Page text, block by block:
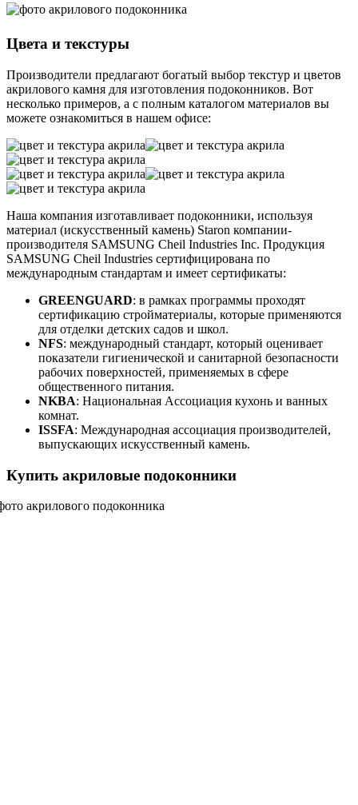
Цвета и текстуры
Производители предлагают богатый выбор текстур и цветов
акрилового камня для изготовления подоконников. Вот
несколько примеров, а с полным каталогом материалов вы
можете ознакомиться в нашем офисе:
Наша компания изготавливает подоконники, используя
материал (искусственный камень) Staron компании-
производителя SAMSUNG Cheil Industries Inc. Продукция
SAMSUNG Cheil Industries сертифицирована по
международным стандартам и имеет сертификаты:
GREENGUARD: в рамках программы проходят
сертификацию стройматериалы, которые применяются
для отделки детских садов и школ.
NFS: международный стандарт, который оценивает
показатели гигиенической и санитарной безопасности
рабочих поверхностей, применяемых в сфере
общественного питания.
NKBA: Национальная Ассоциация кухонь и ванных
комнат.
ISSFA: Международная ассоциация производителей,
выпускающих искусственный камень.
Купить акриловые подоконники